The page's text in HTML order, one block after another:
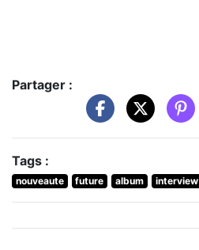
Partager :
Tags :
nouveaute future album interview